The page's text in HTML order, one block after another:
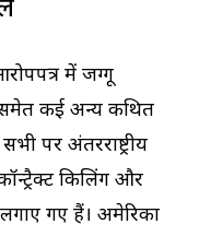
में जग्गू
समेत कई अन्य कथित
पर अंतरराष्ट्रीय
किलिंग और
गए हैं। अमेरिका